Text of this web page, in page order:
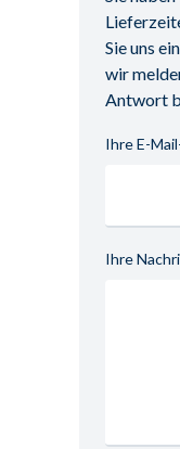
Sie uns
wir
Antwort
Ihre E-
Ihre